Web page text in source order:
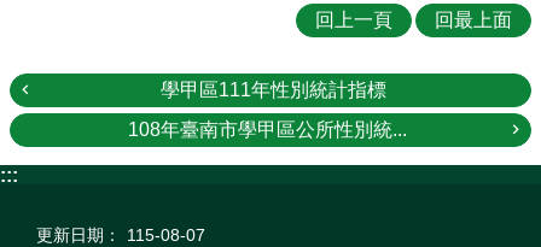
回上一頁 回最上面
學甲區111年性別統計指標
108年臺南市學甲區公所性別統...
:::
更新日期：
115-08-07